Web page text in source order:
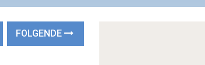
FOLGENDE